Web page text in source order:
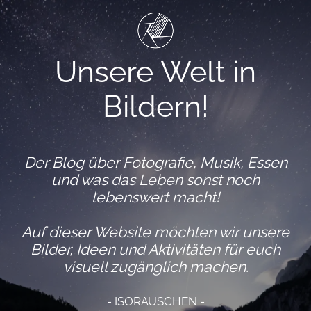
Unsere Welt in
Bildern!
Der Blog über Fotografie, Musik, Essen
und was das Leben sonst noch
lebenswert macht!
Auf dieser Website möchten wir unsere
Bilder, Ideen und Aktivitäten für euch
visuell zugänglich machen.
- ISORAUSCHEN -